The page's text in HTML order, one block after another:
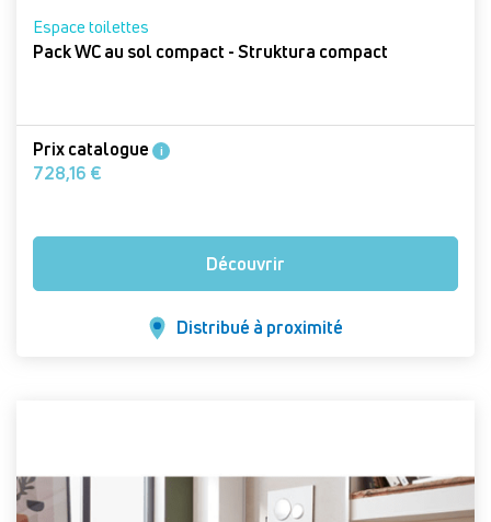
Espace toilettes
Pack WC au sol compact - Struktura compact
Prix catalogue i
728,16 €
Découvrir
Distribué à proximité